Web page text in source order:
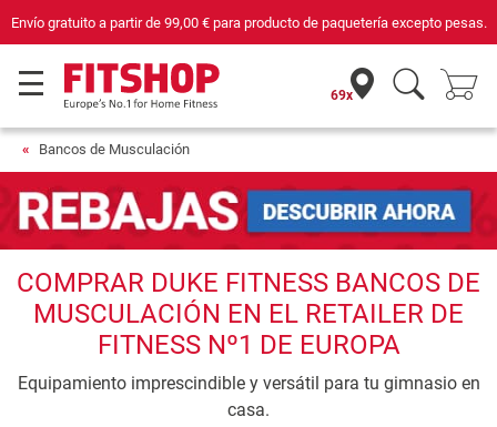
Envío gratuito a partir de 99,00 €para producto de paquetería excepto pesas.
69x
Bancos de Musculación
COMPRAR DUKE FITNESS BANCOS DE
MUSCULACIÓN EN EL RETAILER DE
FITNESS Nº1 DE EUROPA
Equipamiento imprescindible y versátil para tu gimnasio en
casa.